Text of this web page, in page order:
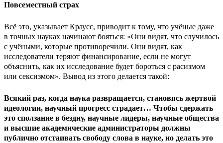
Повсеместный страх
Всё это, указывает Краусс, приводит к тому, что учёные даже
в точных науках начинают бояться: «Они видят, что случилось
с учёными, которые противоречили. Они видят, как
исследователи теряют финансирование, если не могут
объяснить, как их исследование будет бороться с расизмом
или сексизмом». Вывод из этого делается такой:
Всякий раз, когда наука развращается, становясь жертвой
идеологии, научный прогресс страдает… Чтобы сдержать
это сползание в бездну, научные лидеры, научные общества
и высшие академические администраторы должны
публично отстаивать свободу слова в науке, но делать это